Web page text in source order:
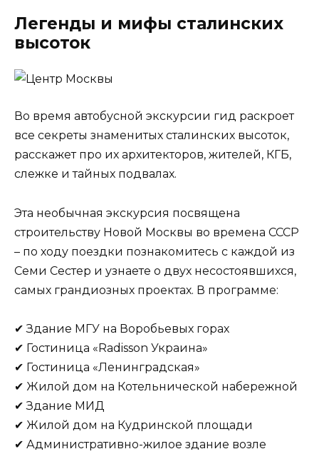
Легенды и мифы сталинских
высоток
Во время автобусной экскурсии гид раскроет
все секреты знаменитых сталинских высоток,
расскажет про их архитекторов, жителей, КГБ,
слежке и тайных подвалах.
Эта необычная экскурсия посвящена
строительству Новой Москвы во времена СССР
– по ходу поездки познакомитесь с каждой из
Семи Сестер и узнаете о двух несостоявшихся,
самых грандиозных проектах. В программе:
✔ Здание МГУ на Воробьевых горах
✔ Гостиница «Radisson Украина»
✔ Гостиница «Ленинградская»
✔ Жилой дом на Котельнической набережной
✔ Здание МИД
✔ Жилой дом на Кудринской площади
✔ Административно-жилое здание возле